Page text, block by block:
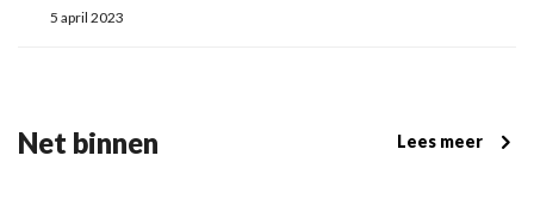
5 april 2023
Net binnen Lees meer